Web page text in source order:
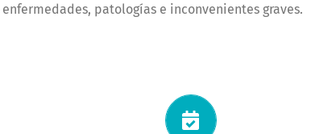
patologías e inconvenientes graves.